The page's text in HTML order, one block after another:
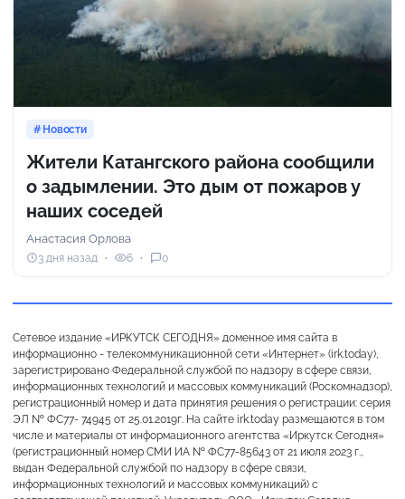
Новости
Жители Катангского района сообщили
о задымлении. Это дым от пожаров у
наших соседей
Анастасия Орлова
3 дня назад 6 0
Сетевое издание «ИРКУТСК СЕГОДНЯ» доменное имя сайта в
информационно - телекоммуникационной сети «Интернет» (irk.today),
зарегистрировано Федеральной службой по надзору в сфере связи,
информационных технологий и массовых коммуникаций (Роскомнадзор),
регистрационный номер и дата принятия решения о регистрации: серия
ЭЛ № ФС77- 74945 от 25.01.2019г. На сайте irk.today размещаются в том
числе и материалы от информационного агентства «Иркутск Сегодня»
(регистрационный номер СМИ ИА № ФС77-85643 от 21 июля 2023 г.,
выдан Федеральной службой по надзору в сфере связи,
информационных технологий и массовых коммуникаций) с